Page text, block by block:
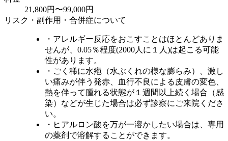
21,800円〜99,000円
リスク・副作用・合併症について
・アレルギー反応をおこすことはほとんどありま
せんが、0.05％程度(2000人に１人)は起こる可能
性があります。
・ごく稀に水疱（水ぶくれの様な膨らみ）、激し
い痛みが伴う発赤、血行不良による皮膚の変色、
熱を伴って腫れる状態が１週間以上続く場合（感
染）などが生じた場合は必ず診察にご来院くださ
い。
・ヒアルロン酸を万が一溶かしたい場合は、専用
の薬剤で溶解することができます。